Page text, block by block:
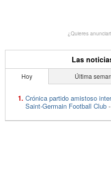
¿Quieres
Las
Hoy Última
Crónica partido amistoso
Saint-Germain Football Club